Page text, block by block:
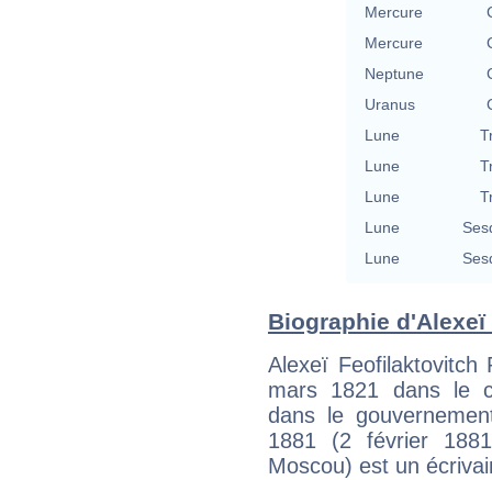
Mercure
Mercure
Neptune
Uranus
Lune
Lune
Lune
Lune
Lune
Biographie
Alexeï Feofilaktovitch
mars 1821 dans le
dans le
1881 (2 février
Moscou) est un